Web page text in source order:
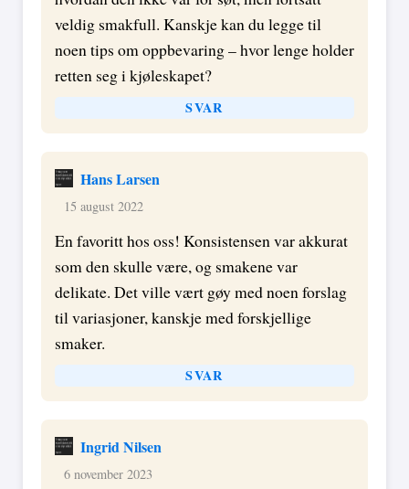
veldig smakfull. Kanskje kan du legge til
noen tips om oppbevaring – hvor lenge holder
retten seg i kjøleskapet?
SVAR
Hans Larsen
15 august 2022
En favoritt hos oss! Konsistensen var akkurat
som den skulle være, og smakene var
delikate. Det ville vært gøy med noen forslag
til variasjoner, kanskje med forskjellige
smaker.
SVAR
Ingrid Nilsen
6 november 2023